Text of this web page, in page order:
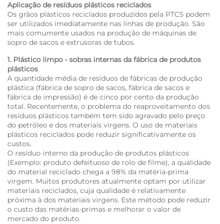
Aplicação de resíduos plásticos reciclados
Os grãos plásticos reciclados produzidos pela PTCS podem
ser utilizados imediatamente nas linhas de produção. São
mais comumente usados na produção de máquinas de
sopro de sacos e extrusoras de tubos.
1. Plástico limpo - sobras internas da fábrica de produtos
plásticos
A quantidade média de resíduos de fábricas de produção
plástica (fábrica de sopro de sacos, fábrica de sacos e
fábrica de impressão) é de cinco por cento da produção
total. Recentemente, o problema do reaproveitamento dos
resíduos plásticos também tem sido agravado pelo preço
do petróleo e dos materiais virgens. O uso de materiais
plásticos reciclados pode reduzir significativamente os
custos.
O resíduo interno da produção de produtos plásticos
(Exemplo: produto defeituoso de rolo de filme), a qualidade
do material reciclado chega a 98% da matéria-prima
virgem. Muitos produtores atualmente optam por utilizar
materiais reciclados, cuja qualidade é relativamente
próxima à dos materiais virgens. Este método pode reduzir
o custo das matérias-primas e melhorar o valor de
mercado do produto.